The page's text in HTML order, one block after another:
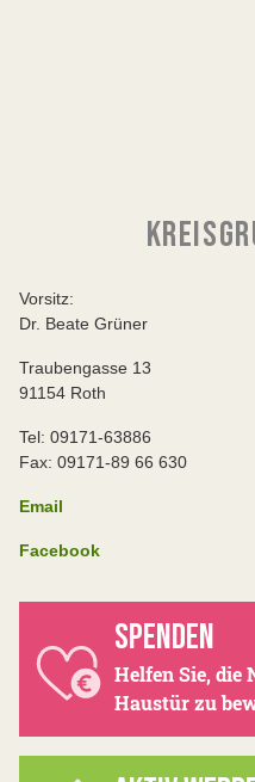
Vorsitz:
Dr. Beate Grüner
Traubengasse 13
91154 Roth
Tel: 09171-63886
Fax: 09171-89 66 630
Email
Facebook
SPENDEN
Helfen Sie, die
Haustür zu